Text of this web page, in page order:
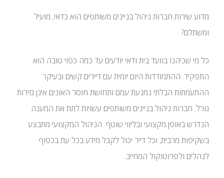
מדוע שירות חברות ניהול בניינים משותפים הוא כדאי, מועיל
ומשתלם?
כל מי שכיהנו בוועד בית ודאי יודעים עד כמה כפוי טובה הוא
התפקיד. ההתמודדות היום יומית עם דיירים קשים ובעיקר
ההתעמתות הבלתי נמנעת עמם ותחושת חוסר האונים אינן גזירות
גורל. חברות ניהול בניינים משותפים עשויות לתת את המענה
הנדרש באופן מקצועי ובליווי שוטף. הניהול המקצועי מתבצע
בשקיפות מרבית, וכל דייר יכול לקבל מידע בכל עת בכפוף
לנהלים ולפרוטוקול המחייב.